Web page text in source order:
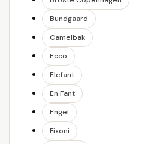
Bundgaard
Camelbak
Ecco
Elefant
En Fant
Engel
Fixoni